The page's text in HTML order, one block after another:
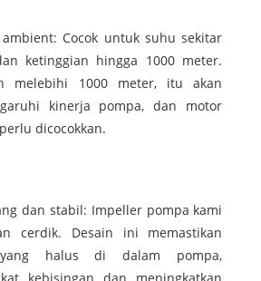
Cocok untuk suhu sekitar
ketinggian hingga 1000 meter.
melebihi 1000 meter, itu akan
kinerja pompa, dan motor
dicocokkan.
dan stabil: Impeller pompa kami
cerdik. Desain ini memastikan
halus di dalam pompa,